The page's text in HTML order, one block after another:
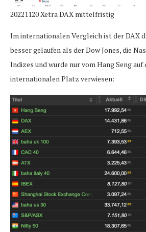
20221120 Xetra DAX mittelfristig
Im internationalen Vergleich ist der DAX
besser gelaufen als der Dow Jones, die
Indizes und wurde nur vom Hang Seng auf
internationalen Platz verwiesen: